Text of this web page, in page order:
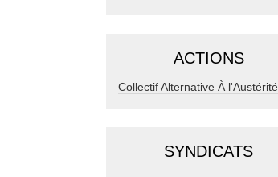
ACTIONS
Collectif Alternative À l'Austérité
SYNDICATS